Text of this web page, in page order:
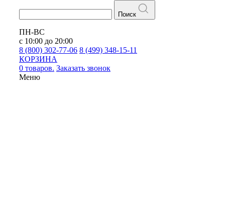
Поиск
ПН-ВС
с 10:00 до 20:00
8 (800) 302-77-06 8 (499) 348-15-11
КОРЗИНА
0 товаров. Заказать звонок
Меню